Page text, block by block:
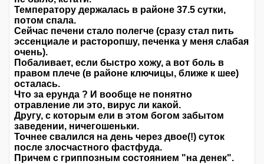
Температору держалась в районе 37.5 сутки,
потом спала.
Сейчас печени стало полегче (сразу стал пить
эссенциале и расторопшу, печенка у меня слабая
очень).
Побаливает, если быстро хожу, а вот боль в
правом плече (в районе ключицы, ближе к шее)
осталась.
Что за ерунда ? И вообще не понятно
отравление ли это, вирус ли какой.
Другу, с которым ели в этом богом забытом
заведении, ничегошеньки.
Точнее свалился на день через двое(!) суток
после злосчастного фастфуда.
Причем с гриппозным состоянием "на денек".